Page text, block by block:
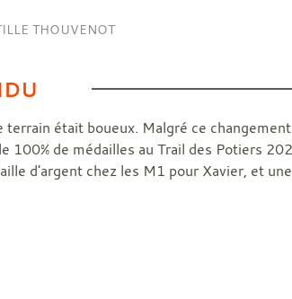
THOUVENOT
était boueux. Malgré ce
de médailles au Trail des Potiers
d'argent chez les M1 pour Xavier, et